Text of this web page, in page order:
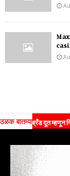
ठळक बातम्या
दूत म्हणून नियुक्ती शुद्ध